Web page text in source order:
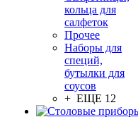
кольца для
салфеток
Прочее
Наборы для
специй,
бутылки для
соусов
+ ЕЩЕ 12